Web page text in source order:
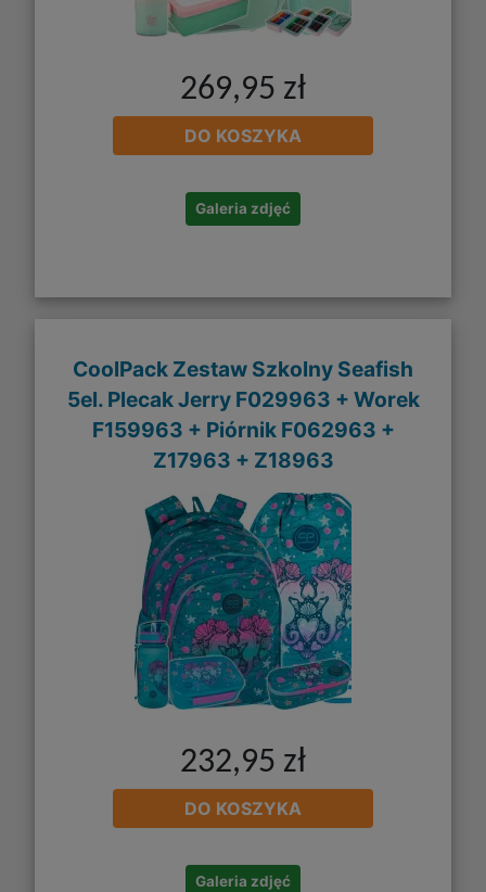
269,95 zł
DO KOSZYKA
Galeria zdjęć
CoolPack Zestaw Szkolny Seafish
5el. Plecak Jerry F029963 + Worek
F159963 + Piórnik F062963 +
Z17963 + Z18963
232,95 zł
DO KOSZYKA
Galeria zdjęć